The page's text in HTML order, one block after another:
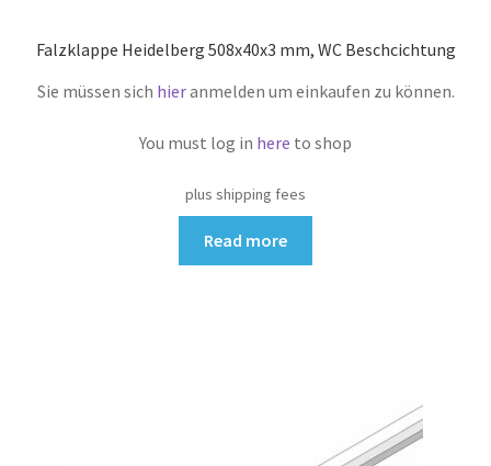
Falzklappe Heidelberg 508x40x3 mm, WC Beschcichtung
Sie müssen sich hieranmelden um einkaufen zu können.
You must log in here to shop
plus shipping fees
Read more